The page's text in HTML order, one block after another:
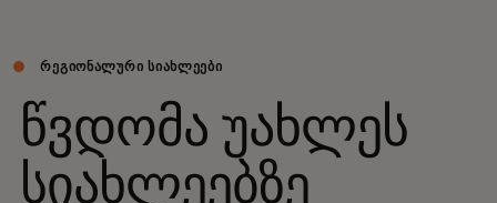
ᲠᲔᲒᲘᲝᲜᲐᲚᲣᲠᲘ ᲡᲘᲐᲮᲚᲔᲔᲑᲘ
წვდომა უახლეს
სიახლეებზე